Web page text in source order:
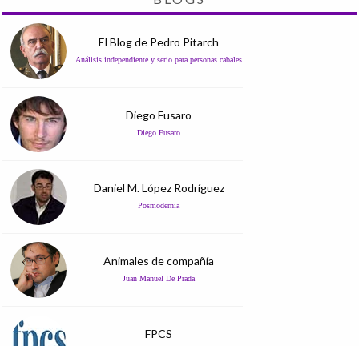
El Blog de Pedro Pitarch
Análisis independiente y serio para personas cabales
Diego Fusaro
Diego Fusaro
Daniel M. López Rodríguez
Posmodernia
Animales de compañía
Juan Manuel De Prada
FPCS